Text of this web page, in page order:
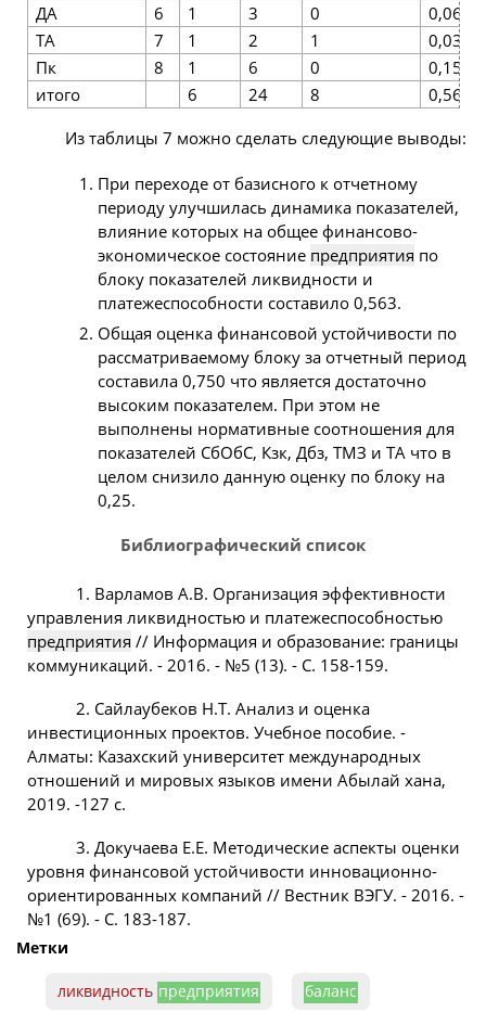
ДА
6 1 3 0
0,063
ТА
7 1 2 1
0,031
Пк
8 1 6 0
0,156
итого
6 24 8 0,563
Из таблицы 7 можно сделать следующие выводы:
При переходе от базисного к отчетному
периоду улучшилась динамика показателей,
влияние которых на общее финансово-
экономическое состояние предприятия по
блоку показателей ликвидности и
платежеспособности составило 0,563.
Общая оценка финансовой устойчивости по
рассматриваемому блоку за отчетный период
составила 0,750 что является достаточно
высоким показателем. При этом не
выполнены нормативные соотношения для
показателей СбОбС, Кзк, Дбз, ТМЗ и ТА что в
целом снизило данную оценку по блоку на
0,25.
Библиографический список
1. Варламов А.В. Организация эффективности
управления ликвидностью и платежеспособностью
предприятия // Информация и образование: границы
коммуникаций. - 2016. - №5 (13). - С. 158-159.
2. Сайлаубеков Н.Т. Анализ и оценка
инвестиционных проектов. Учебное пособие. -
Алматы: Казахский университет международных
отношений и мировых языков имени Абылай хана,
2019. -127 с.
3. Докучаева Е.Е. Методические аспекты оценки
уровня финансовой устойчивости инновационно-
ориентированных компаний // Вестник ВЭГУ. - 2016. -
№1 (69). - С. 183-187.
Метки
ликвидность предприятия баланс